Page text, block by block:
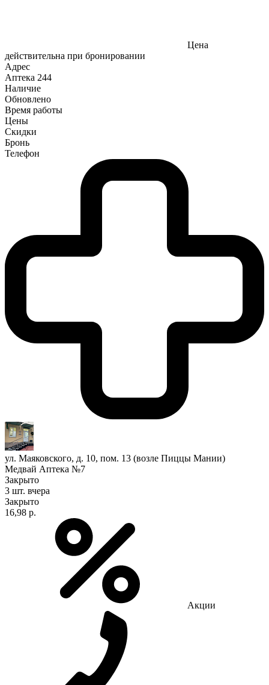
Цена
действительна при бронировании
Адрес
Аптека 244
Наличие
Обновлено
Время работы
Цены
Скидки
Бронь
Телефон
ул. Маяковского, д. 10, пом. 13 (возле Пиццы Мании)
Медвай Аптека №7
Закрыто
3 шт. вчера
Закрыто
16,98 р.
Акции